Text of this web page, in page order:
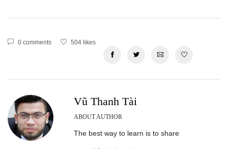
0 comments 504 likes
Vũ Thanh Tài
ABOUT AUTHOR
The best way to learn is to share